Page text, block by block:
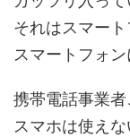
それはスマー
スマートフォン
携帯電話事業
スマホは使え